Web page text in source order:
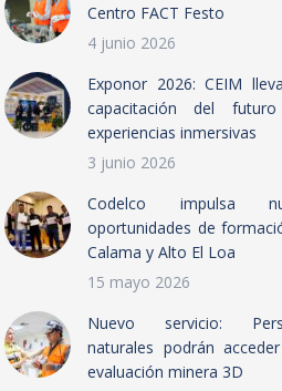
Centro FACT Festo
4 junio 2026
Exponor 2026: CEIM
capacitación del
experiencias inmersivas
3 junio 2026
Codelco impulsa
oportunidades de
Calama y Alto El Loa
15 mayo 2026
Nuevo servicio:
naturales podrán
evaluación minera 3D